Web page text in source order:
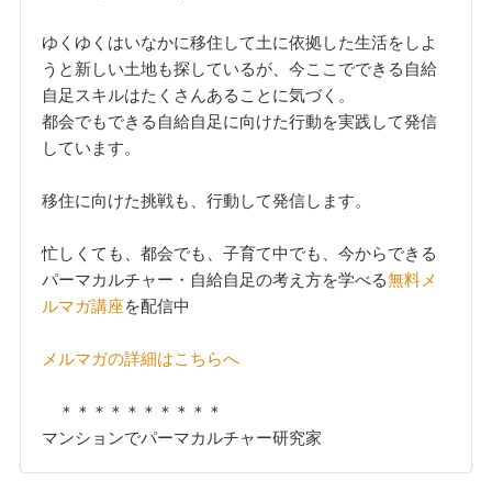
ゆくゆくはいなかに移住して土に依拠した生活をしよ
うと新しい土地も探しているが、今ここでできる自給
自足スキルはたくさんあることに気づく。
都会でもできる自給自足に向けた行動を実践して発信
しています。
移住に向けた挑戦も、行動して発信します。
忙しくても、都会でも、子育て中でも、今からできる
パーマカルチャー・自給自足の考え方を学べる無料メ
ルマガ講座を配信中
メルマガの詳細はこちらへ
＊＊＊＊＊＊＊＊＊＊
マンションでパーマカルチャー研究家